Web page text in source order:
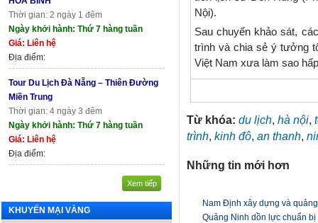
Thời gian: 2 ngày 1 đêm
Ngày khởi hành: Thứ 7 hàng tuần
Giá: Liên hệ
Địa điểm:
Tour Du Lịch Đà Nẵng – Thiên Đường
Miền Trung
Thời gian: 4 ngày 3 đêm
Ngày khởi hành: Thứ 7 hàng tuần
Giá: Liên hệ
Địa điểm:
Xem tiếp
KHUYẾN MẠI VÀNG
Nội).
Sau chuyến khảo sát,
trình và chia sẻ ý tưởng
Việt Nam xưa làm sao
Từ khóa: du lịch, hà nội,
trình, kinh đô, an thanh,
Những tin mới hơn
Nam Định xây dựng và
Quảng Ninh dồn lực chuẩn